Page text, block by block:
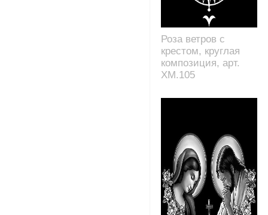
Роза ветров с
крестом, круглая
композиция, арт.
XM.105